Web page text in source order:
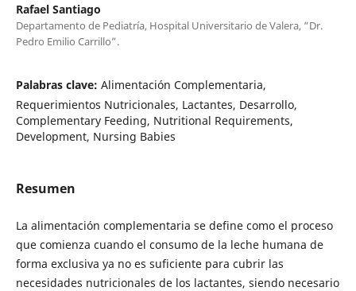
Rafael Santiago
Departamento de Pediatría, Hospital Universitario de Valera, “Dr.
Pedro Emilio Carrillo”.
Palabras clave: Alimentación Complementaria,
Requerimientos Nutricionales, Lactantes, Desarrollo,
Complementary Feeding, Nutritional Requirements,
Development, Nursing Babies
Resumen
La alimentación complementaria se define como el proceso
que comienza cuando el consumo de la leche humana de
forma exclusiva ya no es suficiente para cubrir las
necesidades nutricionales de los lactantes, siendo necesario